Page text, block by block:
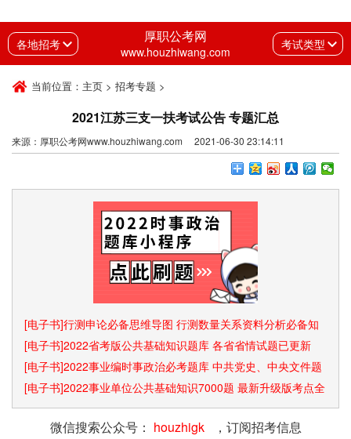
各地招考 厚职公考网
www.houzhiwang.com 考试类型
当前位置： 主页 > 招考专题 >
2021江苏三支一扶考试公告 专题汇总
来源：厚职公考网www.houzhiwang.com 2021-06-30 23:14:11
[电子书]行测申论必备思维导图 行测数量关系资料分析必备知
识点和速算技巧
[电子书]2022省考版公共基础知识题库 各省省情试题已更新
[电子书]2022事业编时事政治必考题库 中共党史、中央文件题
库已更新
[电子书]2022事业单位公共基础知识7000题 最新升级版考点全
覆盖
微信搜索公众号： houzhigk，订阅招考信息